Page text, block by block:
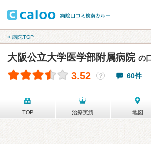
« 病院TOP
大阪公立大学医学部附属病院 の
3.52 ？ 60件
TOP 治療実績 地図